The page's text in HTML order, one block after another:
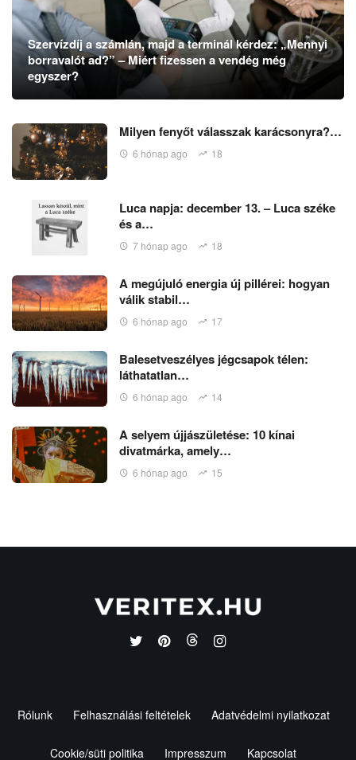
Szervízdíj a számlán, majd a terminál kérdez: „Mennyi
borravalót ad?” – Miért fizessen a vendég még
egyszer?
Milyen fenyőt válasszak karácsonyra?…
6 hónap ago 18
Luca napja: december 13. – Luca széke
és a…
7 hónap ago 18
A megújuló energia új pillérei: hogyan
válik stabil…
6 hónap ago 17
Balesetveszélyes jégcsapok télen:
láthatatlan…
6 hónap ago 14
A selyem újjászületése: 10 kínai
divatmárka, amely…
6 hónap ago 15
Rólunk Felhasználási feltételek Adatvédelmi nyilatkozat
Cookie/süti politika Impresszum Kapcsolat